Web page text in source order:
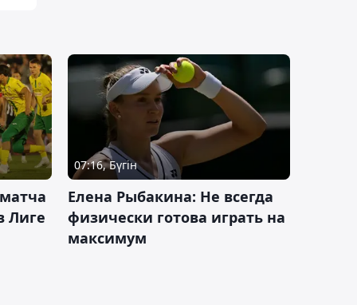
Лиге
07:16, Бүгін
Елена Рыбакина: Не всегда
физически готова играть на
максимум